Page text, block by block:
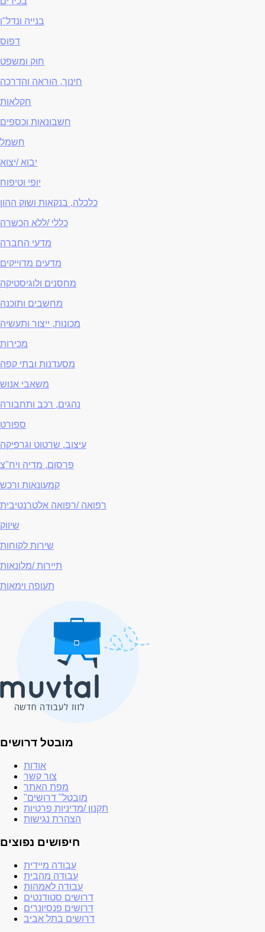
בנייה ונדל"ן
דפוס
חוק ומשפט
חינוך, הוראה והדרכה
חקלאות
חשבונאות וכספים
חשמל
יבוא /יצוא
יופי וטיפוח
כלכלה, בנקאות ושוק ההון
כללי /ללא הכשרה
מדעי החברה
מדעים מדוייקים
מחסנים ולוגיסטיקה
מחשבים ותוכנה
מכונות, ייצור ותעשיה
מכירות
מסעדנות ובתי קפה
משאבי אנוש
נהגים, רכב ותחבורה
ספורט
עיצוב, שרטוט וגרפיקה
פרסום, מדיה ויח"צ
קמעונאות ורכש
רפואה /רפואה אלטרנטיבית
שיווק
שירות לקוחות
תיירות /מלונאות
תעופה וימאות
מובטל דרושים
אודות
צור קשר
מפת האתר
"מובטל" דרושים
תקנון /מדיניות פרטיות
הצהרת נגישות
חיפושים נפוצים
עבודה מיידית
עבודה מהבית
עבודה לאמהות
דרושים סטודנטים
דרושים פנסיונרים
דרושים בתל אביב